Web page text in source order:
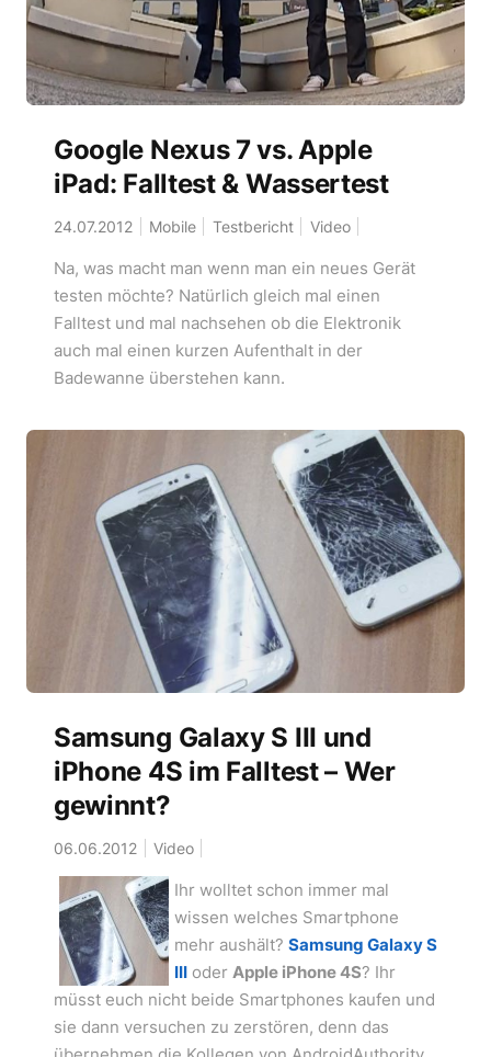
Google Nexus 7 vs. Apple
iPad: Falltest & Wassertest
24.07.2012 Mobile Testbericht Video
Na, was macht man wenn man ein neues Gerät
testen möchte? Natürlich gleich mal einen
Falltest und mal nachsehen ob die Elektronik
auch mal einen kurzen Aufenthalt in der
Badewanne überstehen kann.
Samsung Galaxy S III und
iPhone 4S im Falltest – Wer
gewinnt?
06.06.2012 Video
Ihr wolltet schon immer mal
wissen welches Smartphone
mehr aushält? Samsung Galaxy S
IIIoder Apple iPhone 4S? Ihr
müsst euch nicht beide Smartphones kaufen und
sie dann versuchen zu zerstören, denn das